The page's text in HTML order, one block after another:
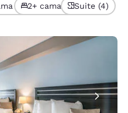
(7)(3)2+ camas (4)Suite (4)